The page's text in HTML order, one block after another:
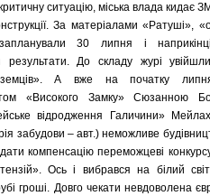
ситуацію, міська влада кидає
За матеріалами «Ратуші»,
запланували 30 липня і
результати. До складу журі
А вже на початку
«Високого Замку» Сюзанною
відродження Галичини»
забудови – авт.) неможливе
компенсацію переможцеві
Ось і вибрався на білий
гроші. Довго чекати невдоволена